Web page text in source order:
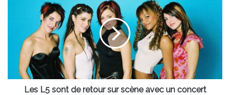
région
scène
avec
un
concertLes L5 sont de retour sur scène avec un concert